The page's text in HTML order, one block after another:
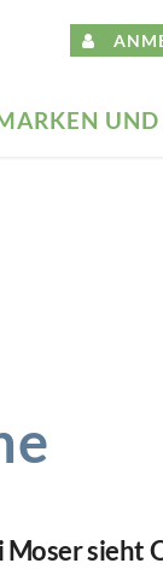
Moser sieht